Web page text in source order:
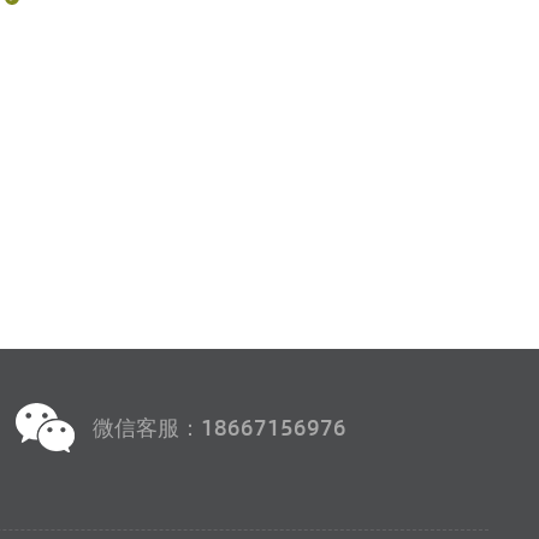
微信客服：18667156976